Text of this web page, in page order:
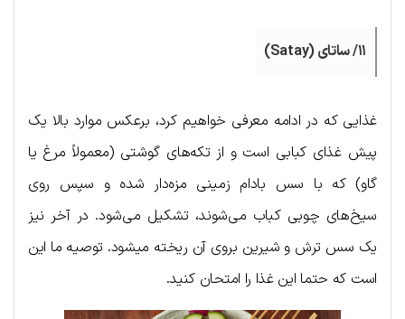
۱۱/ ساتای (Satay)
غذایی که در ادامه معرفی خواهیم کرد، برعکس موارد بالا یک
پیش غذای کبابی است و از تکه‌های گوشتی (معمولاً مرغ یا
گاو) که با سس بادام زمینی مزه‌دار شده و سپس روی
سیخ‌های چوبی کباب می‌شوند، تشکیل می‌شود. در آخر نیز
یک سس ترش و شیرین بروی آن ریخته میشود. توصیه ما این
است که حتما این غذا را امتحان کنید.